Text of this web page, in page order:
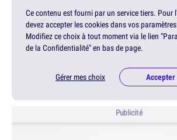
Ce contenu est fourni par un service tiers. Pour
devez accepter les cookies dans vos
Modifiez ce choix à tout moment via le lien
de la Confidentialité" en bas de page.
Gérer mes choix
Publicité